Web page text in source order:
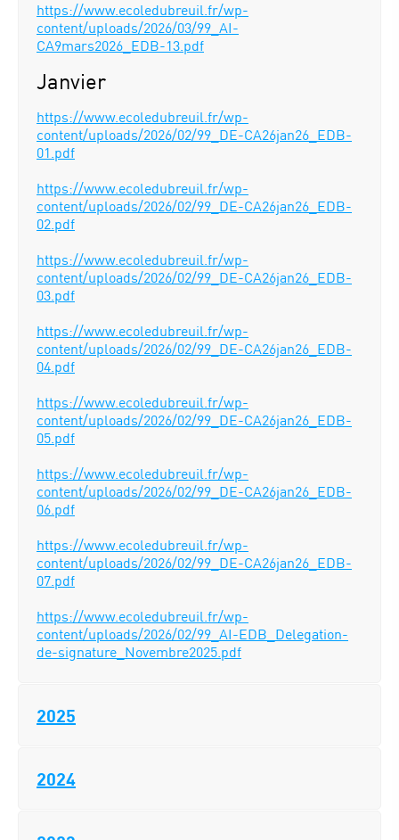
https://www.ecoledubreuil.fr/wp-
content/uploads/2026/03/99_AI-
CA9mars2026_EDB-13.pdf
Janvier
https://www.ecoledubreuil.fr/wp-
content/uploads/2026/02/99_DE-CA26jan26_EDB-
01.pdf
https://www.ecoledubreuil.fr/wp-
content/uploads/2026/02/99_DE-CA26jan26_EDB-
02.pdf
https://www.ecoledubreuil.fr/wp-
content/uploads/2026/02/99_DE-CA26jan26_EDB-
03.pdf
https://www.ecoledubreuil.fr/wp-
content/uploads/2026/02/99_DE-CA26jan26_EDB-
04.pdf
https://www.ecoledubreuil.fr/wp-
content/uploads/2026/02/99_DE-CA26jan26_EDB-
05.pdf
https://www.ecoledubreuil.fr/wp-
content/uploads/2026/02/99_DE-CA26jan26_EDB-
06.pdf
https://www.ecoledubreuil.fr/wp-
content/uploads/2026/02/99_DE-CA26jan26_EDB-
07.pdf
https://www.ecoledubreuil.fr/wp-
content/uploads/2026/02/99_AI-EDB_Delegation-
de-signature_Novembre2025.pdf
2025
2024